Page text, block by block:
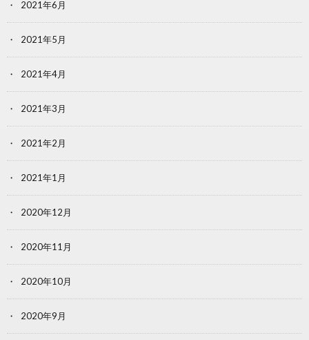
2021年6月
2021年5月
2021年4月
2021年3月
2021年2月
2021年1月
2020年12月
2020年11月
2020年10月
2020年9月